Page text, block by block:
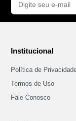
Institucional
Política de
Termos de Uso
Fale Conosco